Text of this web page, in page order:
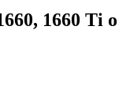
1660 Ti o